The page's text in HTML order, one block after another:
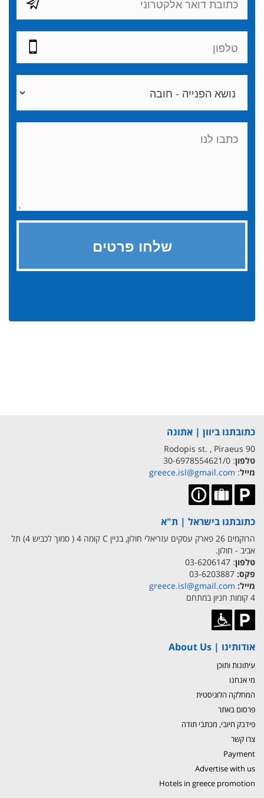
כתובתנו ביוון | אתונה
90 Rodopis st. , Piraeus
טלפון: 30-6978554621/0
מייל:
greece.isl@gmail.com
כתובתנו בישראל | ת"א
הרוקמים 26 פארק עסקים עזריאלי חולון, בניין C קומה 4 ( סמוך לכביש 4) תל
אביב - חולון.
טלפון: 03-6206147
פקס:
מייל: greece.isl@gmail.com
4 קומות חניון במתחם
אודותינו | About Us
עיתונות ותוכן
מי אנחנו
המחלקה הלוגיסטית
פרסום באתר
פידבק חיובי, מכתבי תודה
צרו קשר
Payment
Advertise with us
Hotels in greece promotion